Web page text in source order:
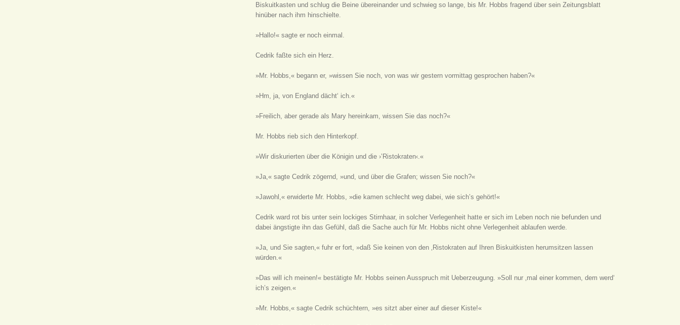
Biskuitkasten und schlug die Beine übereinander und schwieg so lange, bis Mr. Hobbs fragend über sein Zeitungsblatt
hinüber nach ihm hinschielte.
»Hallo!« sagte er noch einmal.
Cedrik faßte sich ein Herz.
»Mr. Hobbs,« begann er, »wissen Sie noch, von was wir gestern vormittag gesprochen haben?«
»Hm, ja, von England dächt‘ ich.«
»Freilich, aber gerade als Mary hereinkam, wissen Sie das noch?«
Mr. Hobbs rieb sich den Hinterkopf.
»Wir diskurierten über die Königin und die ›’Ristokraten‹.«
»Ja,« sagte Cedrik zögernd, »und, und über die Grafen; wissen Sie noch?«
»Jawohl,« erwiderte Mr. Hobbs, »die kamen schlecht weg dabei, wie sich’s gehört!«
Cedrik ward rot bis unter sein lockiges Stirnhaar, in solcher Verlegenheit hatte er sich im Leben noch nie befunden und
dabei ängstigte ihn das Gefühl, daß die Sache auch für Mr. Hobbs nicht ohne Verlegenheit ablaufen werde.
»Ja, und Sie sagten,« fuhr er fort, »daß Sie keinen von den ‚Ristokraten auf Ihren Biskuitkisten herumsitzen lassen
würden.«
»Das will ich meinen!« bestätigte Mr. Hobbs seinen Ausspruch mit Ueberzeugung. »Soll nur ‚mal einer kommen, dem werd‘
ich’s zeigen.«
»Mr. Hobbs,« sagte Cedrik schüchtern, »es sitzt aber einer auf dieser Kiste!«